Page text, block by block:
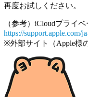
再度お試しください。
（参考）iCloudプライ
https://support.apple.com/
※外部サイト（Apple様